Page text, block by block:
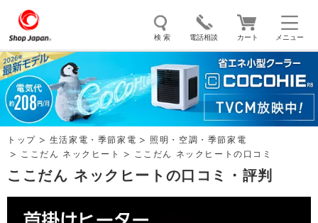
メニュー
検 索 電話相談 カート
トゥルースリーパー ソイリッチ ここひえ 枕
掃除機 クッキングプロ マイキュット
エアコン オーラルスマイル
トップ 生活家電・季節家電
照明・空調・季節家電
ここだん ネックヒート
ここだん ネックヒートの口コミ
ここだん ネックヒートの口コミ・評判